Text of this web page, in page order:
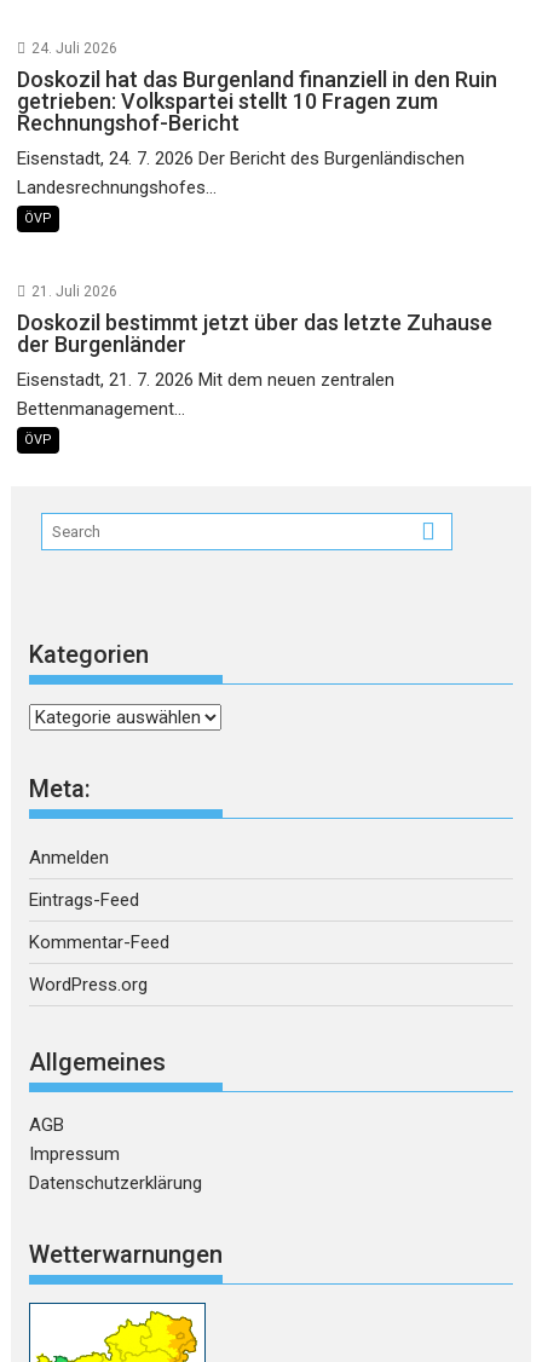
24. Juli 2026
Doskozil hat das Burgenland finanziell in den Ruin
getrieben: Volkspartei stellt 10 Fragen zum
Rechnungshof-Bericht
Eisenstadt, 24. 7. 2026 Der Bericht des Burgenländischen
Landesrechnungshofes...
ÖVP
21. Juli 2026
Doskozil bestimmt jetzt über das letzte Zuhause
der Burgenländer
Eisenstadt, 21. 7. 2026 Mit dem neuen zentralen
Bettenmanagement...
ÖVP
Kategorien
Kategorien
Meta:
Anmelden
Eintrags-Feed
Kommentar-Feed
WordPress.org
Allgemeines
AGB
Impressum
Datenschutzerklärung
Wetterwarnungen